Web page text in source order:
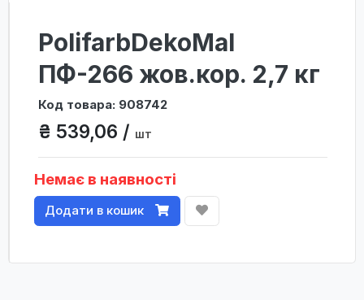
PolifarbDekoMal
ПФ-266 жов.кор. 2,7 кг
Код товара: 908742
₴ 539,06 / шт
Немає в наявності
Додати в кошик